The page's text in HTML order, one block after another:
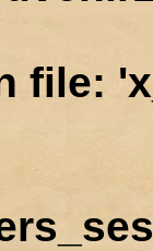
file: